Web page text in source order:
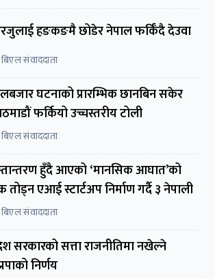
हङकङमै छोडेर नेपाल फर्किँदै देउवा
बिएल संवाददाता
घटनाको प्रारम्भिक छानबिन सकेर
फर्कियो उच्चस्तरीय टोली
बिएल संवाददाता
हुँदै आएको ‘मानसिक आघात’को
तोड्न एआई स्टार्टअप निर्माण गर्दै ३ नेपाली
बिएल संवाददाता
सरकारको सत्ता राजनीतिमा नखेल्ने
निर्णय